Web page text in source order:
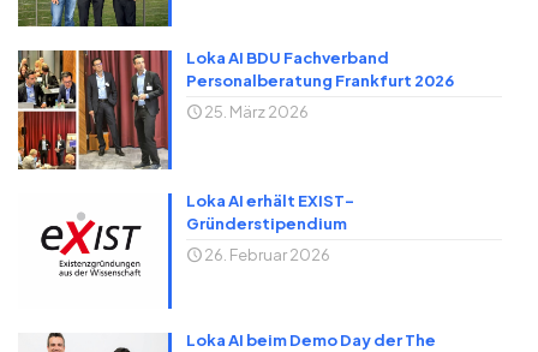
Loka AI BDU Fachverband
Personalberatung Frankfurt 2026
25. März 2026
Loka AI erhält EXIST-
Gründerstipendium
26. Februar 2026
Loka AI beim Demo Day der The